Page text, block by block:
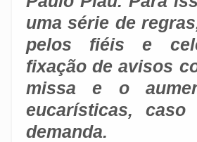
uma série de
pelos fiéis e
fixação de avisos
missa e o
eucarísticas,
demanda.